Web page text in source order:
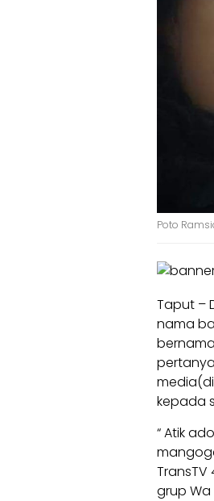
Poto
Taput –
nama
kepada
“ Atik
TransTV
grup Wa